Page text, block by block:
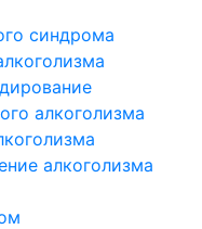
синдрома
алкоголизма
алкоголизма